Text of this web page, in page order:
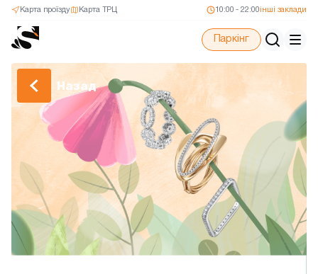
Карта ТРЦ
Карта проїзду 10:00 - 22:00 інші заклади
Паркінг
Назад